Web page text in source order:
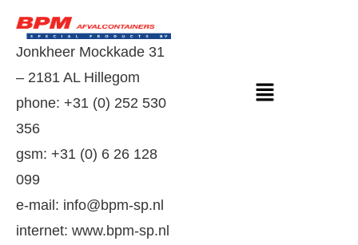
Jonkheer Mockkade 31
– 2181 AL Hillegom
phone: +31 (0) 252 530
356
gsm: +31 (0) 6 26 128
099
e-mail: info@bpm-sp.nl
internet: www.bpm-sp.nl